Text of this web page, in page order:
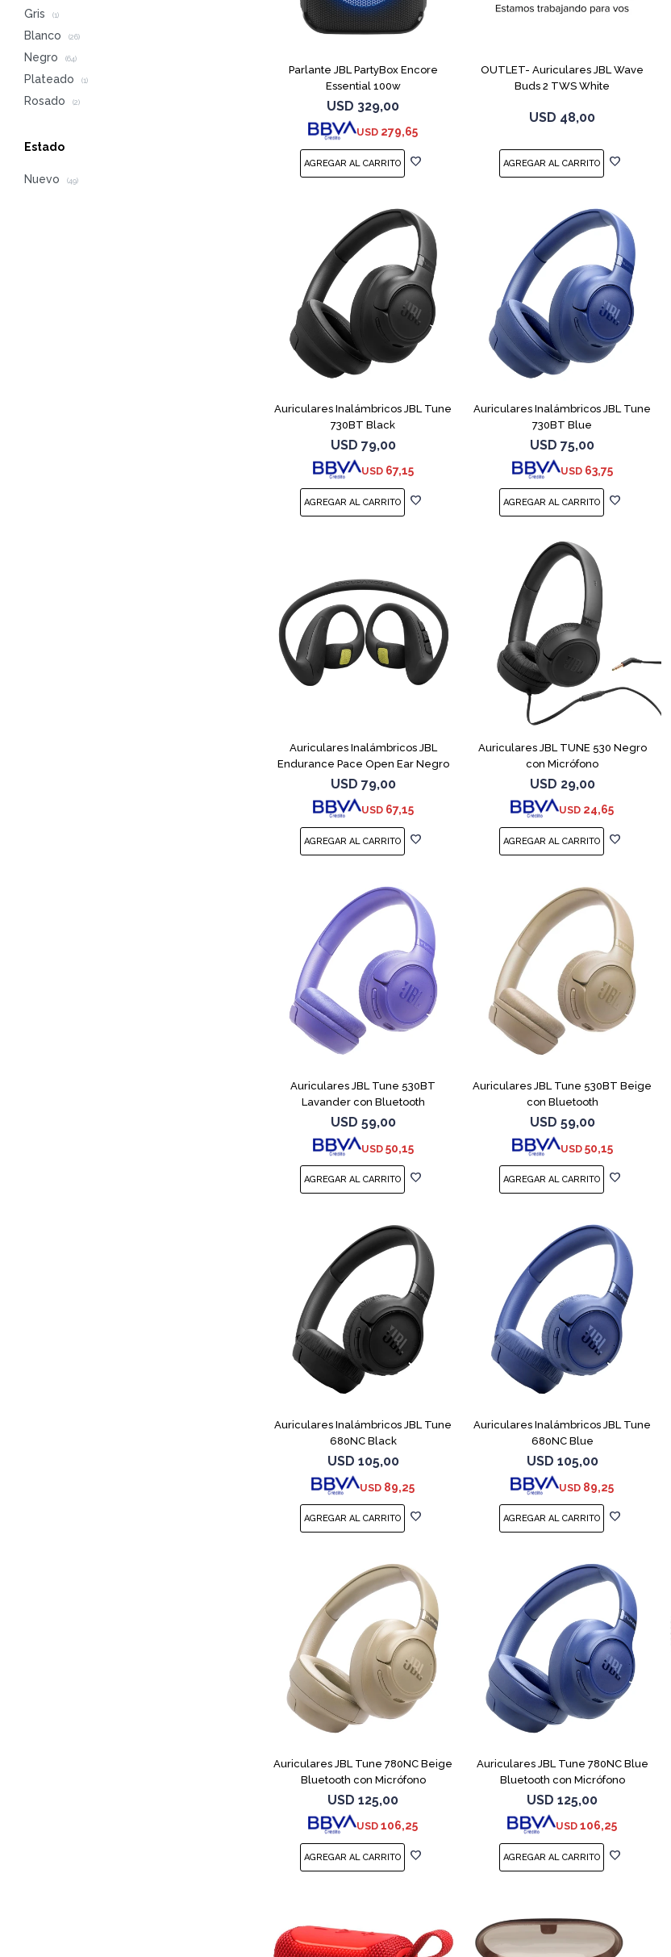
Parlante JBL PartyBox Encore
Essential 100w
USD 329,00
USD 279,65
OUTLET- Auriculares JBL Wave
Buds 2 TWS White
USD 48,00
Auriculares Inalámbricos JBL Tune
730BT Black
USD 79,00
USD 67,15
Auriculares Inalámbricos JBL Tune
730BT Blue
USD 75,00
USD 63,75
Auriculares Inalámbricos JBL
Endurance Pace Open Ear Negro
USD 79,00
USD 67,15
Auriculares JBL TUNE 530 Negro
con Micrófono
USD 29,00
USD 24,65
Auriculares JBL Tune 530BT
Lavander con Bluetooth
USD 59,00
USD 50,15
Auriculares JBL Tune 530BT Beige
con Bluetooth
USD 59,00
USD 50,15
Auriculares Inalámbricos JBL Tune
680NC Black
USD 105,00
USD 89,25
Auriculares Inalámbricos JBL Tune
680NC Blue
USD 105,00
USD 89,25
Auriculares JBL Tune 780NC Beige
Bluetooth con Micrófono
USD 125,00
USD 106,25
Auriculares JBL Tune 780NC Blue
Bluetooth con Micrófono
USD 125,00
USD 106,25
Gris (1)
Blanco (26)
Negro (64)
Plateado (1)
Rosado (2)
Estado
Nuevo (49)